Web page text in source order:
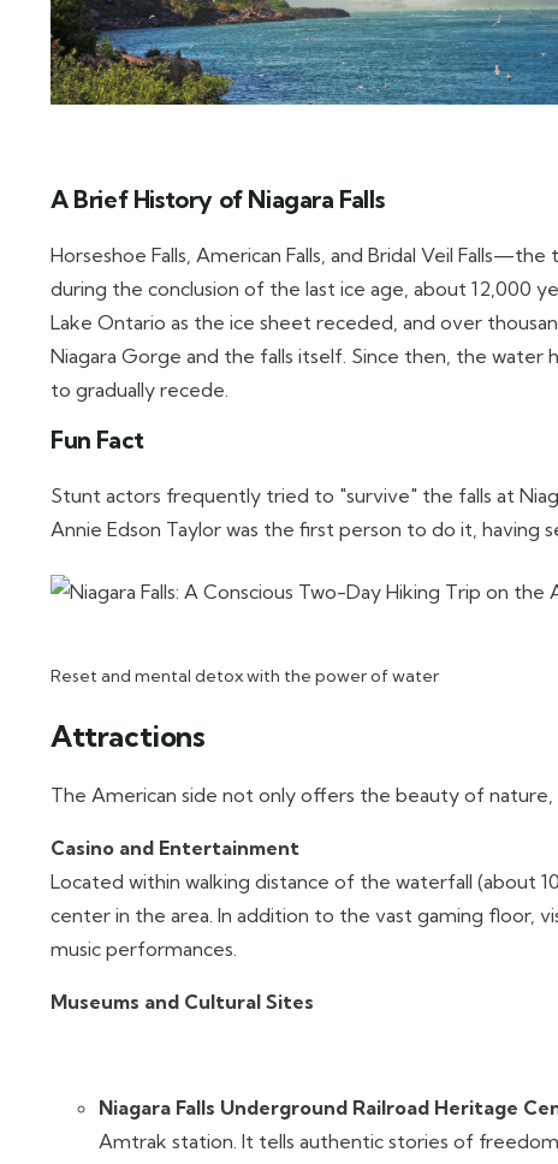
A Brief History of Niagara Falls
Horseshoe Falls, American Falls, and Bridal Veil
during the conclusion of the last ice age, about 12,000
Lake Ontario as the ice sheet receded, and over
Niagara Gorge and the falls itself. Since then, the water
to gradually recede.
Fun Fact
Stunt actors frequently tried to "survive" the falls at
Annie Edson Taylor was the first person to do it, having
Reset and mental detox with the power of water
Attractions
The American side not only offers the beauty of nature,
Casino and Entertainment
Located within walking distance of the waterfall (about
center in the area. In addition to the vast gaming floor,
music performances.
Museums and Cultural Sites
Niagara Falls Underground Railroad Heritage
Amtrak station. It tells authentic stories of